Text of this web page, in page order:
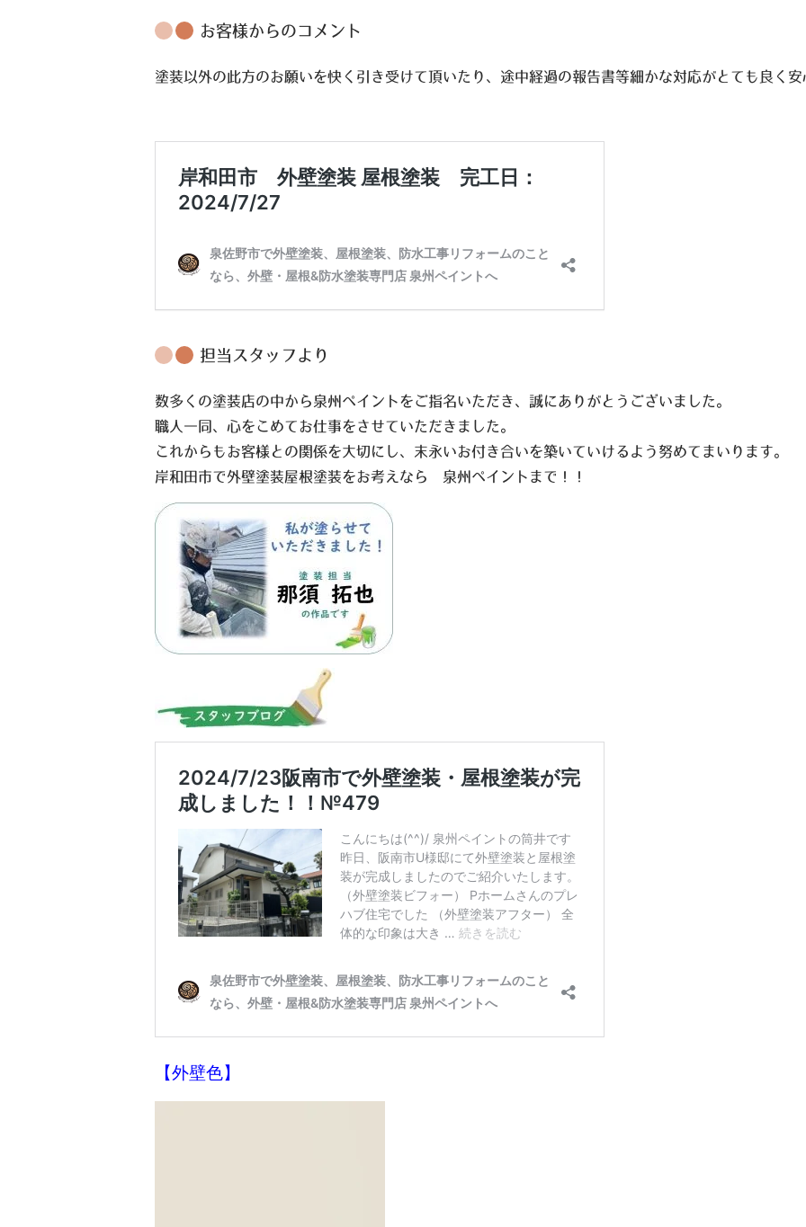
お客様からのコメント
塗装以外の此方のお願いを快く引き受けて頂いたり、途中経過の報告書等細かな対応がとても良く
担当スタッフより
数多くの塗装店の中から泉州ペイントをご指名いただき、誠にありがとうございました。
職人一同、心をこめてお仕事をさせていただきました。
これからもお客様との関係を大切にし、末永いお付き合いを築いていけるよう努めてまいります。
岸和田市で外壁塗装屋根塗装をお考えなら 泉州ペイントまで！！
【外壁色】